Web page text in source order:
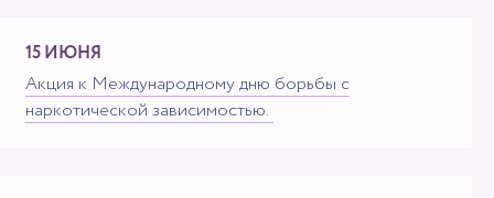
15 ИЮНЯ
Акция к Международному дню борьбы с
наркотической зависимостью. ⁣